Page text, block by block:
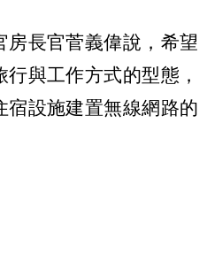
房長官菅義偉說，希望
與工作方式的型態，
宿設施建置無線網路的